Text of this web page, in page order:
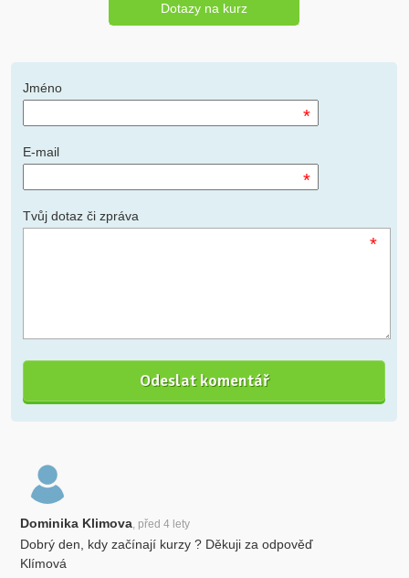
Dotazy na kurz
Jméno
*
E-mail
*
Tvůj dotaz či zpráva
*
Dominika Klimova, před 4 lety
Dobrý den, kdy začínají kurzy ? Děkuji za odpověď
Klímová